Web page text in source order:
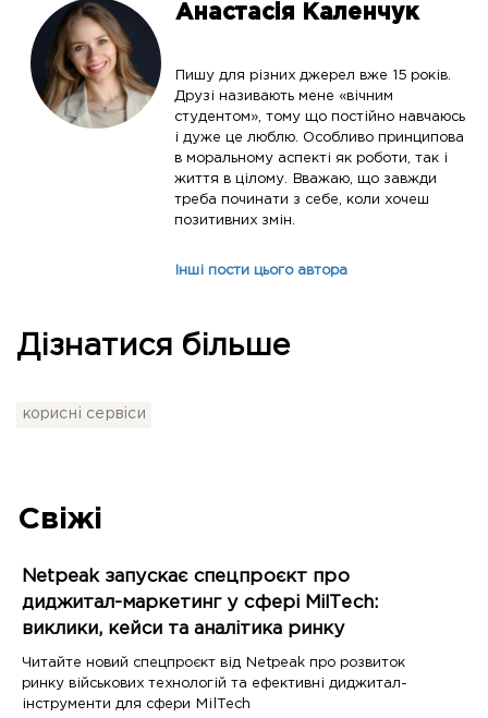
Анастасія Каленчук
Пишу для різних джерел вже 15 років.
Друзі називають мене «вічним
студентом», тому що постійно навчаюсь
і дуже це люблю. Особливо принципова
в моральному аспекті як роботи, так і
життя в цілому. Вважаю, що завжди
треба починати з себе, коли хочеш
позитивних змін.
Інші пости цього автора
Дізнатися більше
корисні сервіси
Свіжі
Netpeak запускає спецпроєкт про
диджитал-маркетинг у сфері MilTech:
виклики, кейси та аналітика ринку
Читайте новий спецпроєкт від Netpeak про розвиток
ринку військових технологій та ефективні диджитал-
інструменти для сфери MilTech